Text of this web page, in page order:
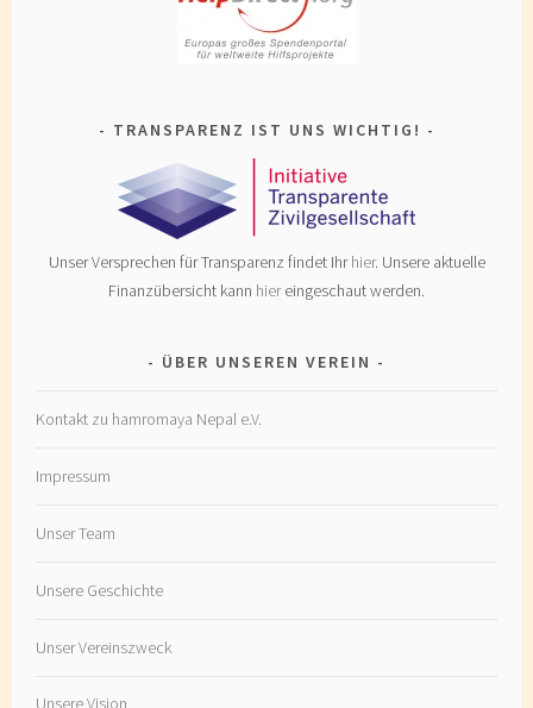
TRANSPARENZ IST UNS WICHTIG!
Unser Versprechen für Transparenz findet Ihrhier. Unsere aktuelle
Finanzübersicht kann hiereingeschaut werden.
ÜBER UNSEREN VEREIN
Kontakt zu hamromaya Nepal e.V.
Impressum
Unser Team
Unsere Geschichte
Unser Vereinszweck